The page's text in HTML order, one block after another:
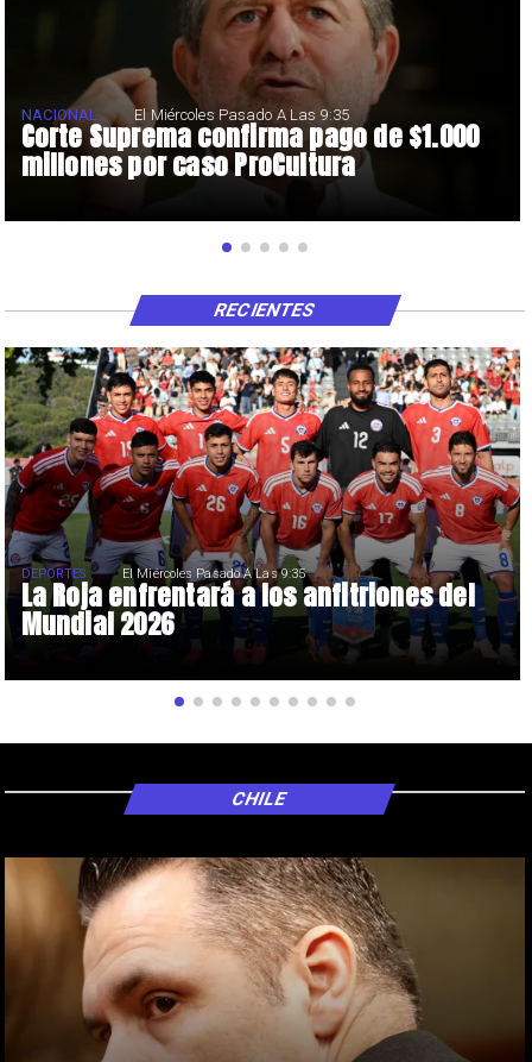
Corte Suprema confirma pago de $1.000
millones por caso ProCultura
NACIONAL El Miércoles Pasado A Las 9:35
La Roja enfrentará a los anfitriones del
Mundial 2026
DEPORTES El Miércoles Pasado A Las 9:35
RECIENTES
CHILE